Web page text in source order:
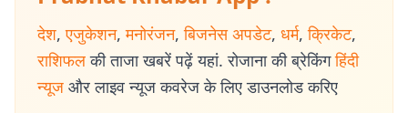
देश, एजुकेशन, मनोरंजन, बिजनेस अपडेट, धर्म, क्रिकेट,
राशिफल की ताजा खबरें पढ़ें यहां. रोजाना की ब्रेकिंग हिंदी
न्यूज और लाइव न्यूज कवरेज के लिए डाउनलोड करिए